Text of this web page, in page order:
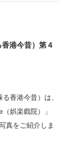
港今昔）第４
香港今昔）は、
娯楽戲院）」
真をご紹介しま